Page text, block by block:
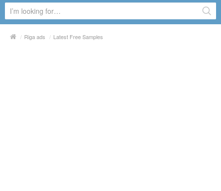
/ Riga ads / Latest Free Samples